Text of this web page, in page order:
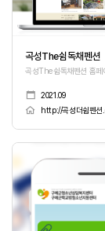
곡성The쉼독채펜션
곡성The쉼독채펜션 홈페
2021.09
http://곡성더쉼펜션
357